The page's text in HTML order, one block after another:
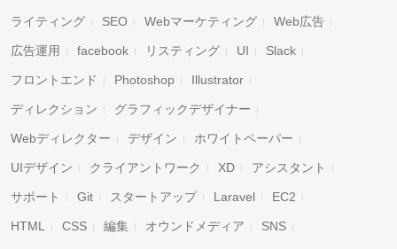
ライティング SEO Webマーケティング Web広告
広告運用 facebook リスティング UI Slack
フロントエンド Photoshop Illustrator
ディレクション グラフィックデザイナー
Webディレクター デザイン ホワイトペーパー
UIデザイン クライアントワーク XD アシスタント
サポート Git スタートアップ Laravel EC2
HTML CSS 編集 オウンドメディア SNS